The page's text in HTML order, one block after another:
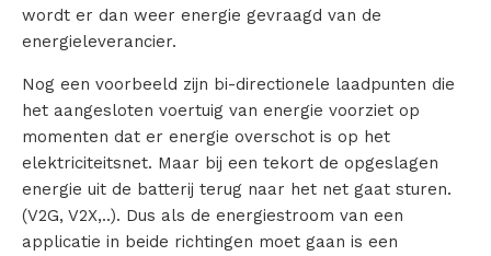
d
u
c
wordt er dan weer energie gevraagd van de
energieleverancier.
Nog een voorbeeld zijn bi-directionele laadpunten die
het aangesloten voertuig van energie voorziet op
momenten dat er energie overschot is op het
elektriciteitsnet. Maar bij een tekort de opgeslagen
energie uit de batterij terug naar het net gaat sturen.
(V2G, V2X,..). Dus als de energiestroom van een
applicatie in beide richtingen moet gaan is een